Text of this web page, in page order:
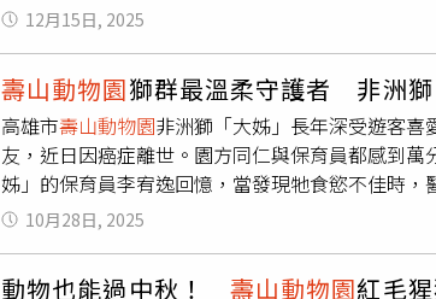
頭，另一端卡在後扶手上。儘管情侶倆第一次造
才安心入園，讓她更加好奇其中原因。貼文曝光
啦！」、「猴子會打開坐墊找食物」、「只要你
猴子打開坐墊翻包包，還會掀置物箱」、「猴子會
法做這兩件事了」。有苦主曬出坐墊慘遭猴子毒手
表示曾因沒插樹枝慘遭毒手，機車坐墊被打開，裡
內的東西全部掉在地上，才知道有好心人幫我補
打開車廂在找東西吃，還會翻前面置物箱裡的東
車場會租借鱷魚造型玩偶，放置在機車上以驅趕
地制宜，但效果不容小覷。
12月15日, 2025
壽山動物園獅群最溫柔守護者 非洲
高雄市壽山動物園非洲獅「大姊」長年深受遊客
友，近日因癌症離世。園方同仁與保育員都感到
姊」的保育員李宥逸回憶，當發現牠食慾不佳時
行電腦斷層掃描。儘管醫療團隊全力協助，「大
非洲
10月28日, 2025
動物也能過中秋！ 壽山動物園紅毛